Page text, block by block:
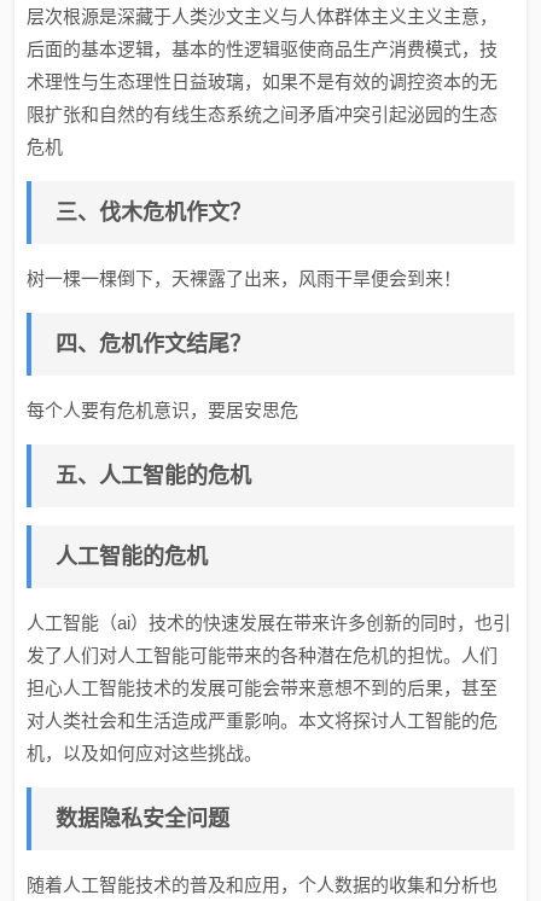
层次根源是深藏于人类沙文主义与人体群体主义主义主意，
后面的基本逻辑，基本的性逻辑驱使商品生产消费模式，技
术理性与生态理性日益玻璃，如果不是有效的调控资本的无
限扩张和自然的有线生态系统之间矛盾冲突引起泌园的生态
危机
三、伐木危机作文？
树一棵一棵倒下，天裸露了出来，风雨干旱便会到来！
四、危机作文结尾？
每个人要有危机意识，要居安思危
五、人工智能的危机
人工智能的危机
人工智能（ai）技术的快速发展在带来许多创新的同时，也引
发了人们对人工智能可能带来的各种潜在危机的担忧。人们
担心人工智能技术的发展可能会带来意想不到的后果，甚至
对人类社会和生活造成严重影响。本文将探讨人工智能的危
机，以及如何应对这些挑战。
数据隐私安全问题
随着人工智能技术的普及和应用，个人数据的收集和分析也